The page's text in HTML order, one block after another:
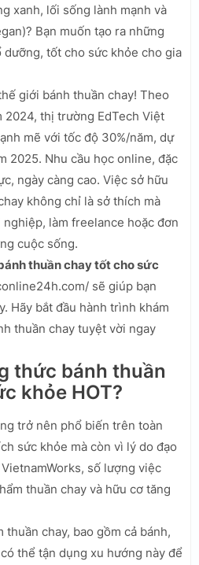
xanh, lối sống lành mạnh và
Bạn muốn tạo ra những
dưỡng, tốt cho sức khỏe cho gia
giới bánh thuần chay! Theo
2024, thị trường EdTech Việt
mẽ với tốc độ 30%/năm, dự
2025. Nhu cầu học online, đặc
ngày càng cao. Việc sở hữu
không chỉ là sở thích mà
làm freelance hoặc đơn
cuộc sống.
thuần chay tốt cho sức
sẽ giúp bạn
Hãy bắt đầu hành trình khám
thuần chay tuyệt vời ngay
thức bánh thuần
khỏe HOT?
trở nên phổ biến trên toàn
sức khỏe mà còn vì lý do đạo
số lượng việc
thuần chay và hữu cơ tăng
thuần chay, bao gồm cả bánh,
thể tận dụng xu hướng này để